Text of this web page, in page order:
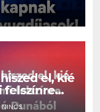
el, kié
felszínre
NINCS